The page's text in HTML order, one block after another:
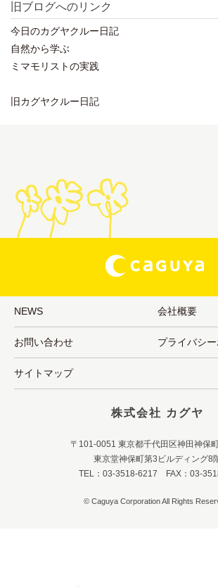
旧ブログへのリンク
今日のカグヤクルー日記
自然から学ぶ
ミマモリストの実践
旧カグヤクルー日記
NEWS 会社概要
お問い合わせ プライバシ
サイトマップ
株式会社 カグヤ
〒101-0051 東京都千代田区神田神保
東京堂神保町第3ビルディング8
TEL：03-3518-6217 FAX：03-
© Caguya Corporation All Rights